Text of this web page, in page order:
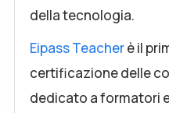
della tecnologia.
Eipass Teacherè il
certificazione delle
dedicato a formatori